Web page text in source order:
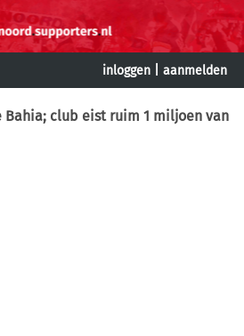
inloggen aanmelden
Bahia; club eist ruim 1 miljoen van